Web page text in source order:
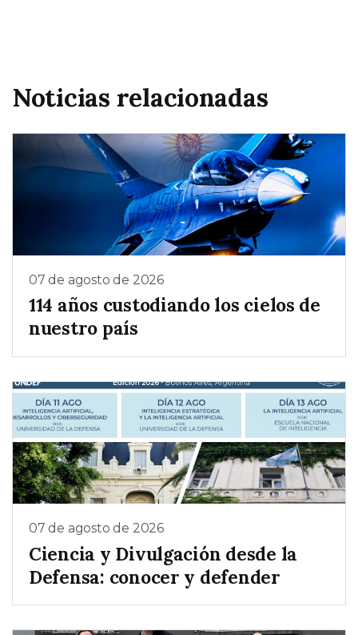
Noticias relacionadas
07 de agosto de 2026
114 años custodiando los cielos de
nuestro país
07 de agosto de 2026
Ciencia y Divulgación desde la
Defensa: conocer y defender